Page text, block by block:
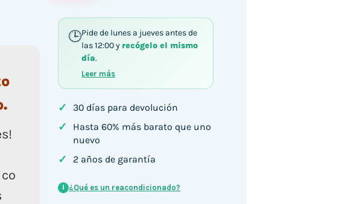
Pide de lunes a jueves antes de
las 12:00 y recógelo el mismo
día.
Leer más
✓ 30 días para devolución
✓
Hasta 60% más barato que uno
nuevo
✓ 2 años de garantía
i ¿Qué es un reacondicionado?